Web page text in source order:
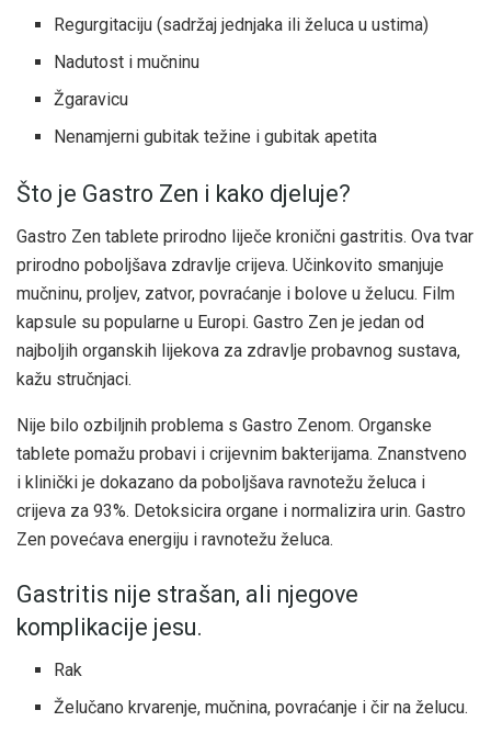
Regurgitaciju (sadržaj jednjaka ili želuca u ustima)
Nadutost i mučninu
Žgaravicu
Nenamjerni gubitak težine i gubitak apetita
Što je Gastro Zen i kako djeluje?
Gastro Zen tablete prirodno liječe kronični gastritis. Ova tvar
prirodno poboljšava zdravlje crijeva. Učinkovito smanjuje
mučninu, proljev, zatvor, povraćanje i bolove u želucu. Film
kapsule su popularne u Europi. Gastro Zen je jedan od
najboljih organskih lijekova za zdravlje probavnog sustava,
kažu stručnjaci.
Nije bilo ozbiljnih problema s Gastro Zenom. Organske
tablete pomažu probavi i crijevnim bakterijama. Znanstveno
i klinički je dokazano da poboljšava ravnotežu želuca i
crijeva za 93%. Detoksicira organe i normalizira urin. Gastro
Zen povećava energiju i ravnotežu želuca.
Gastritis nije strašan, ali njegove
komplikacije jesu.
Rak
Želučano krvarenje, mučnina, povraćanje i čir na želucu.